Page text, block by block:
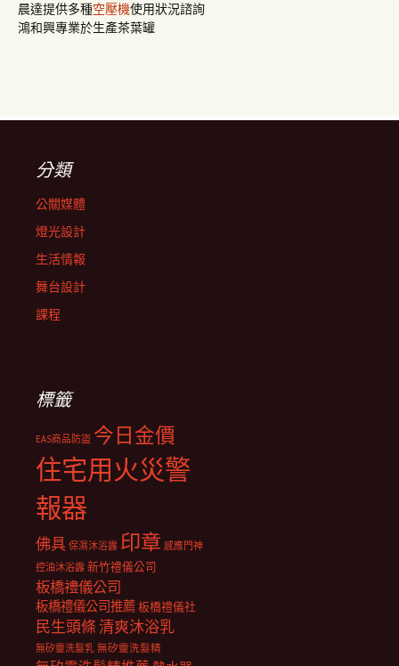
晨達提供多種空壓機使用狀況諮詢
鴻和興專業於生產茶葉罐
分類
公關媒體
燈光設計
生活情報
舞台設計
課程
標籤
EAS商品防盜 今日金價
住宅用火災警
報器
佛具 保濕沐浴露 印章 感應門神
控油沐浴露 新竹禮儀公司
板橋禮儀公司
板橋禮儀公司推薦板橋禮儀社
民生頭條清爽沐浴乳
無矽靈洗髮乳 無矽靈洗髮精